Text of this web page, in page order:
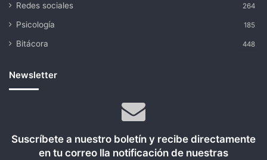
Redes sociales 264
Psicología 185
Bitácora 448
Newsletter
Suscríbete a nuestro boletín y recibe directamente
en tu correo lla notificación de nuestras